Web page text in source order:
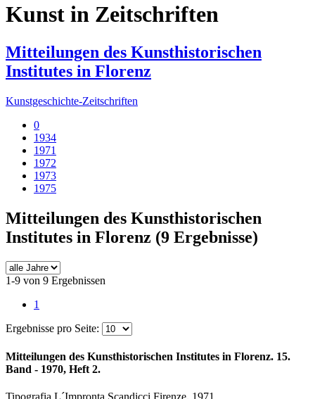
Kunst in Zeitschriften
Mitteilungen des Kunsthistorischen
Institutes in Florenz
Kunstgeschichte-Zeitschriften
0
1934
1971
1972
1973
1975
Mitteilungen des Kunsthistorischen
Institutes in Florenz (9 Ergebnisse)
1-9 von 9 Ergebnissen
1
Ergebnisse pro Seite:
Mitteilungen des Kunsthistorischen Institutes in Florenz. 15.
Band - 1970, Heft 2.